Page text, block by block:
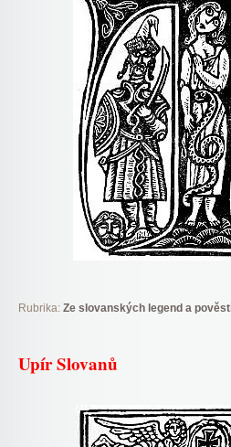
Rubrika: Ze slovanských legend a
Upír Slovanů